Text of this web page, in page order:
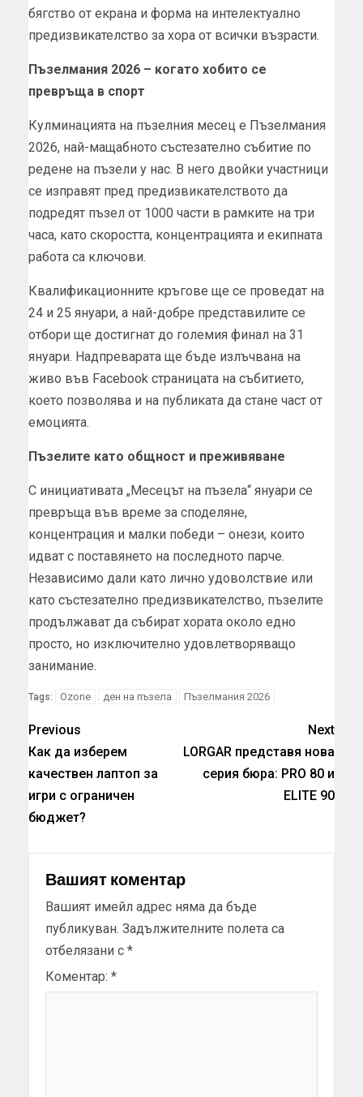
бягство от екрана и форма на интелектуално
предизвикателство за хора от всички възрасти.
Пъзелмания 2026 – когато хобито се
превръща в спорт
Кулминацията на пъзелния месец е Пъзелмания
2026, най-мащабното състезателно събитие по
редене на пъзели у нас. В него двойки участници
се изправят пред предизвикателството да
подредят пъзел от 1000 части в рамките на три
часа, като скоростта, концентрацията и екипната
работа са ключови.
Квалификационните кръгове ще се проведат на
24 и 25 януари, а най-добре представилите се
отбори ще достигнат до големия финал на 31
януари. Надпреварата ще бъде излъчвана на
живо във Facebook страницата на събитието,
което позволява и на публиката да стане част от
емоцията.
Пъзелите като общност и преживяване
С инициативата „Месецът на пъзела“ януари се
превръща във време за споделяне,
концентрация и малки победи – онези, които
идват с поставянето на последното парче.
Независимо дали като лично удоволствие или
като състезателно предизвикателство, пъзелите
продължават да събират хората около едно
просто, но изключително удовлетворяващо
занимание.
Tags: Ozone ден на пъзела Пъзелмания 2026
Previous
Как да изберем
качествен лаптоп за
игри с ограничен
бюджет?
Next
LORGAR представя нова
серия бюра: PRO 80 и
ELITE 90
Вашият коментар
Вашият имейл адрес няма да бъде
публикуван. Задължителните полета са
отбелязани с *
Коментар: *